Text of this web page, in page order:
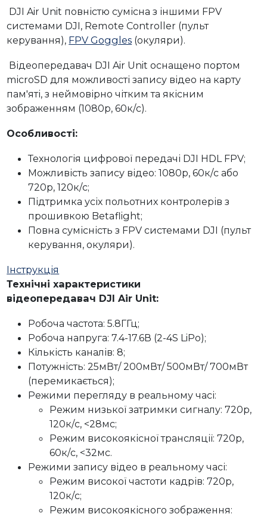
DJI Air Unit повністю сумісна з іншими FPV
системами DJI, Remote Controller (пульт
керування), FPV Goggles (окуляри).
Відеопередавач DJI Air Unit оснащено портом
microSD для можливості запису відео на карту
пам'яті, з неймовірно чітким та якісним
зображенням (1080p, 60к/с).
Особливості:
Технологія цифрової передачі DJI HDL FPV;
Можливість запису відео: 1080p, 60к/с або
720p, 120к/c;
Підтримка усіх польотних контролерів з
прошивкою Betaflight;
Повна сумісність з FPV системами DJI (пульт
керування, окуляри).
Інструкція
Технічні характеристики
відеопередавач DJIAir Unit:
Робоча частота: 5.8ГГц;
Робоча напруга: 7.4-17.6В (2-4S LiPo);
Кількість каналів: 8;
Потужність: 25мВт/ 200мВт/ 500мВт/ 700мВт
(перемикається);
Режими перегляду в реальному часі:
Режим низької затримки сигналу: 720p,
120к/c, <28мс;
Режим високоякісної трансляції: 720p,
60к/с, <32мс.
Режими запису відео в реальному часі:
Режим високої частоти кадрів: 720p,
120к/c;
Режим високоякісного зображення: